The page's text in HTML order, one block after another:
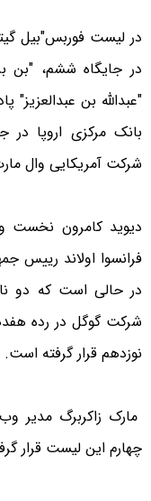
در لیست فوربس"بیل
در جایگاه ششم، "بن
"عبدالله بن
بانک مرکزی اروپا در
شرکت آمریکایی وال
فرانسوا اولاند رییس
در حالی است که دو
شرکت گوگل در رده
نوزدهم قرار گرفته است.
مارک زاکربرگ مدیر
چهارم این لیست قرار